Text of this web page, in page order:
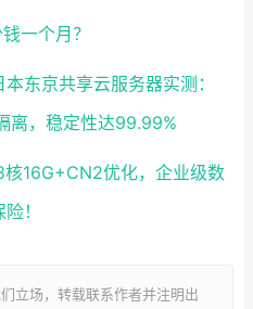
一个月？
东京共享云服务器实测：
离，稳定性达99.99%
16G+CN2优化，企业级数
！
立场，转载联系作者并注明出